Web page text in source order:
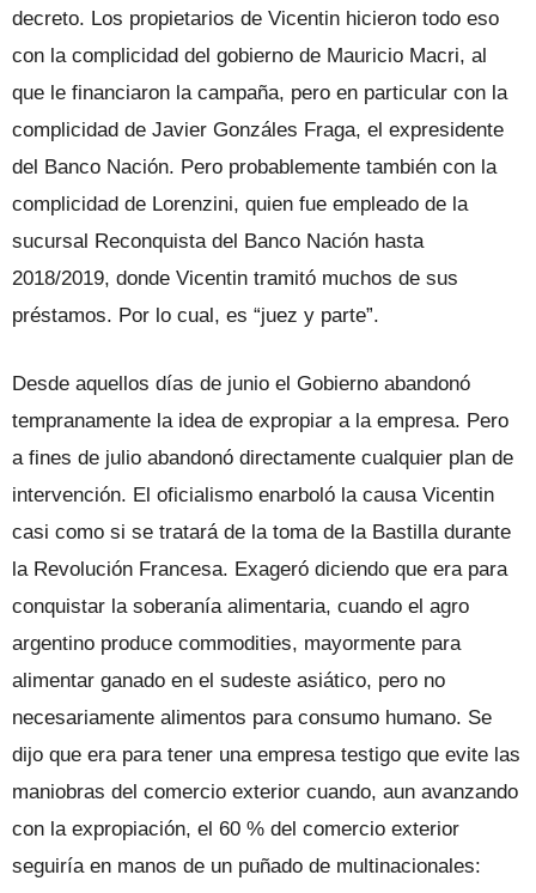
decreto. Los propietarios de Vicentin hicieron todo eso
con la complicidad del gobierno de Mauricio Macri, al
que le financiaron la campaña, pero en particular con la
complicidad de Javier Gonzáles Fraga, el expresidente
del Banco Nación. Pero probablemente también con la
complicidad de Lorenzini, quien fue empleado de la
sucursal Reconquista del Banco Nación hasta
2018/2019, donde Vicentin tramitó muchos de sus
préstamos. Por lo cual, es “juez y parte”.
Desde aquellos días de junio el Gobierno abandonó
tempranamente la idea de expropiar a la empresa. Pero
a fines de julio abandonó directamente cualquier plan de
intervención. El oficialismo enarboló la causa Vicentin
casi como si se tratará de la toma de la Bastilla durante
la Revolución Francesa. Exageró diciendo que era para
conquistar la soberanía alimentaria, cuando el agro
argentino produce commodities, mayormente para
alimentar ganado en el sudeste asiático, pero no
necesariamente alimentos para consumo humano. Se
dijo que era para tener una empresa testigo que evite las
maniobras del comercio exterior cuando, aun avanzando
con la expropiación, el 60 % del comercio exterior
seguiría en manos de un puñado de multinacionales: